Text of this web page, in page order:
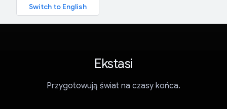
Ekstasi
Przygotowują świat na czasy końca.